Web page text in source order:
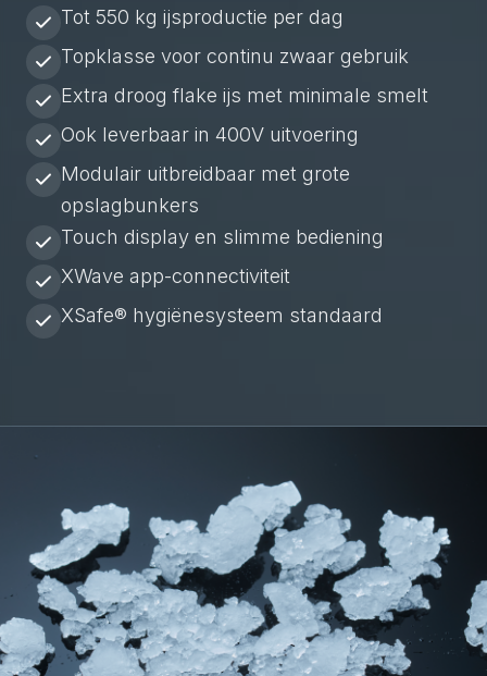
Tot 550 kg ijsproductie per dag
Topklasse voor continu zwaar gebruik
Extra droog flake ijs met minimale smelt
Ook leverbaar in 400V uitvoering
Modulair uitbreidbaar met grote
opslagbunkers
Touch display en slimme bediening
XWave app-connectiviteit
XSafe® hygiënesysteem standaard